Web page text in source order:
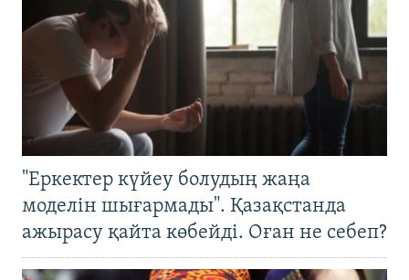
"Еркектер күйеу болудың жаңа
моделін шығармады". Қазақстанда
ажырасу қайта көбейді. Оған не себеп?